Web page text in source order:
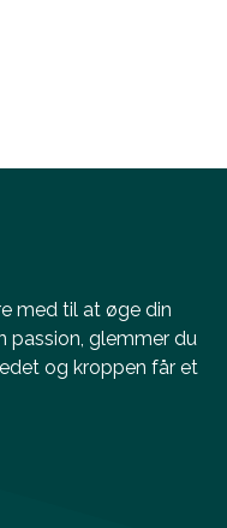
med til at øge din
passion, glemmer du
og kroppen får et